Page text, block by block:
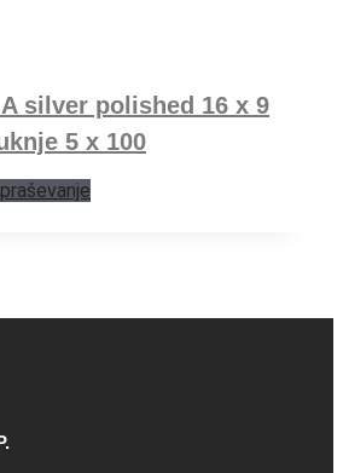
silver polished 16 x 9
5 x 100